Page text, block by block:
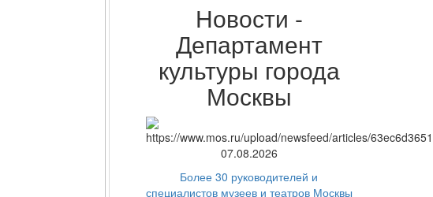
Новости -
Департамент
культуры города
Москвы
07.08.2026
Более 30 руководителей и
специалистов музеев и театров Москвы